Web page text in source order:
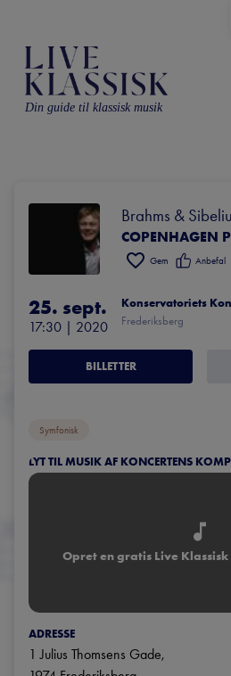
Din guide til klassisk musik
Brahms &
Gem Anbefal
25. sept.
17:30 | 2020
Konservatoriets
Frederiksberg
BILLETTER
Symfonisk
LYT TIL MUSIK AF KONCERTENS
Opret en gratis Live
ADRESSE
1 Julius Thomsens Gade,